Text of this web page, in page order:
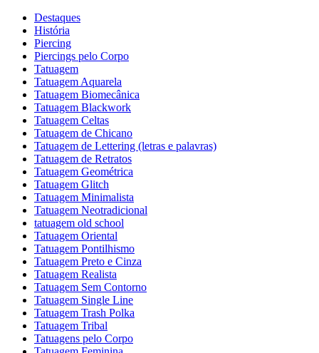
Destaques
História
Piercing
Piercings pelo Corpo
Tatuagem
Tatuagem Aquarela
Tatuagem Biomecânica
Tatuagem Blackwork
Tatuagem Celtas
Tatuagem de Chicano
Tatuagem de Lettering (letras e palavras)
Tatuagem de Retratos
Tatuagem Geométrica
Tatuagem Glitch
Tatuagem Minimalista
Tatuagem Neotradicional
tatuagem old school
Tatuagem Oriental
Tatuagem Pontilhismo
Tatuagem Preto e Cinza
Tatuagem Realista
Tatuagem Sem Contorno
Tatuagem Single Line
Tatuagem Trash Polka
Tatuagem Tribal
Tatuagens pelo Corpo